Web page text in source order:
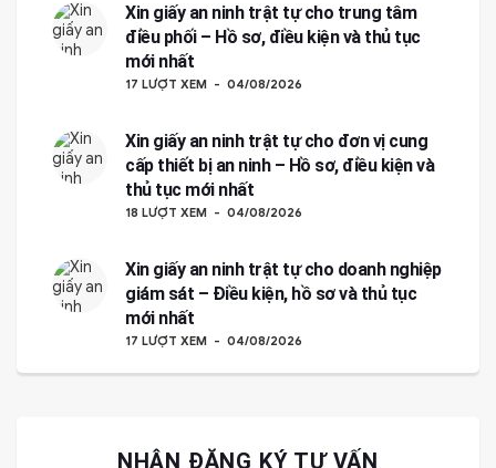
Xin giấy an ninh trật tự cho trung tâm
điều phối – Hồ sơ, điều kiện và thủ tục
mới nhất
17 LƯỢT XEM 04/08/2026
Xin giấy an ninh trật tự cho đơn vị cung
cấp thiết bị an ninh – Hồ sơ, điều kiện và
thủ tục mới nhất
18 LƯỢT XEM 04/08/2026
Xin giấy an ninh trật tự cho doanh nghiệp
giám sát – Điều kiện, hồ sơ và thủ tục
mới nhất
17 LƯỢT XEM 04/08/2026
NHẬN ĐĂNG KÝ TƯ VẤN